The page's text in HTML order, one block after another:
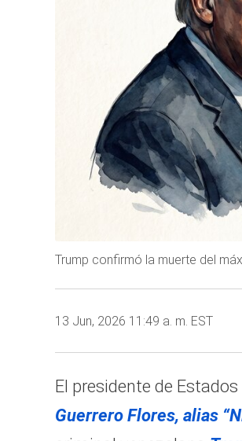
Trump confirmó la muerte del
13 Jun, 2026 11:49 a. m. EST
El presidente de Estados
Guerrero Flores, alias